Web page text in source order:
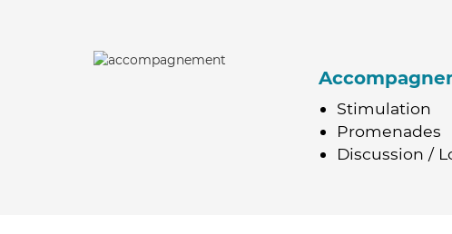
Stimulation
Promenades
Discussion /